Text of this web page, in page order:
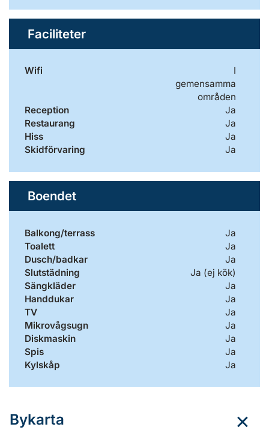
Faciliteter
Wifi
I
gemensamma
områden
Reception
Ja
Restaurang
Ja
Hiss
Ja
Skidförvaring
Ja
Boendet
Balkong/terrass
Ja
Toalett
Ja
Dusch/badkar
Ja
Slutstädning
Ja (ej kök)
Sängkläder
Ja
Handdukar
Ja
TV
Ja
Mikrovågsugn
Ja
Diskmaskin
Ja
Spis
Ja
Kylskåp
Ja
Bykarta